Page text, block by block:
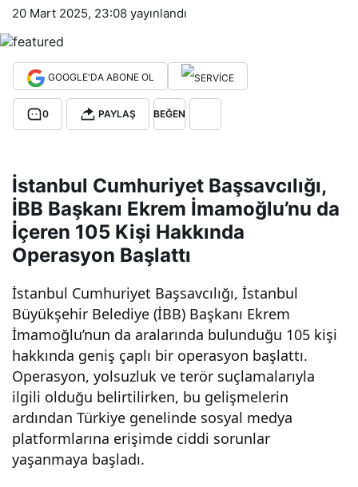
20 Mart 2025, 23:08 yayınlandı
GOOGLE'DA ABONE OL
0 PAYLAŞ BEĞEN
İstanbul Cumhuriyet Başsavcılığı,
İBB Başkanı Ekrem İmamoğlu’nu da
İçeren 105 Kişi Hakkında
Operasyon Başlattı
İstanbul Cumhuriyet Başsavcılığı, İstanbul
Büyükşehir Belediye (İBB) Başkanı Ekrem
İmamoğlu’nun da aralarında bulunduğu 105 kişi
hakkında geniş çaplı bir operasyon başlattı.
Operasyon, yolsuzluk ve terör suçlamalarıyla
ilgili olduğu belirtilirken, bu gelişmelerin
ardından Türkiye genelinde sosyal medya
platformlarına erişimde ciddi sorunlar
yaşanmaya başladı.
arıcı
mı,
teh
mi?
–
kiye’
de
inte
rnet
Küçük 100% Dev
Varsayılana
dön